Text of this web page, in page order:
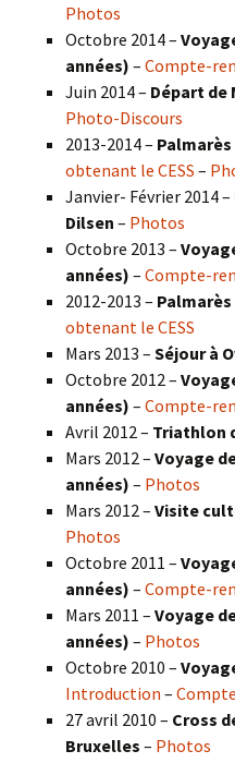
Photos
Octobre 2014 –
années) – Compte-
Juin 2014 – Départ de
Photo-Discours
2013-2014 – Palmarès
obtenant le CESS –
Janvier- Février 2014 –
Dilsen – Photos
Octobre 2013 –
années) – Compte-
2012-2013 – Palmarès
obtenant le CESS
Mars 2013 – Séjour à
Octobre 2012 –
années) – Compte-
Avril 2012 – Triathlon
Mars 2012 – Voyage
années) – Photos
Mars 2012 – Visite
Photos
Octobre 2011 –
années) – Compte-
Mars 2011 – Voyage
années) – Photos
Octobre 2010 –
Introduction –
27 avril 2010 – Cross
Bruxelles – Photos